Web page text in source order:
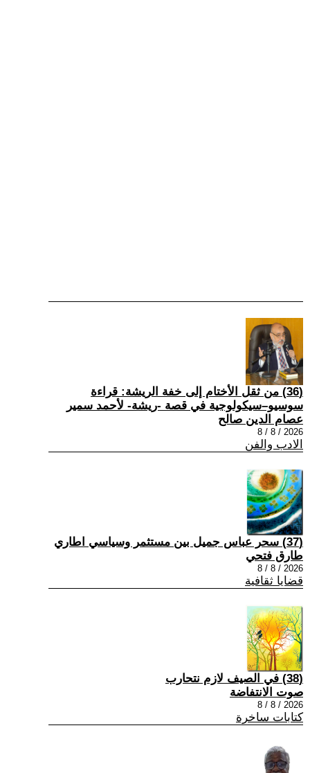
(36) من ثقل الأختام إلى خفة الريشة: قراءة
سوسيو–سيكولوجية في قصة -ريشة- لأحمد سمير
عصام الدين صالح
2026 / 8 / 8
الادب والفن
(37) سحر عباس جميل بين مستثمر وسياسي اطاري
طارق فتحي
2026 / 8 / 8
قضايا ثقافية
(38) في الصيف لازم نتحارب
صوت الانتفاضة
2026 / 8 / 8
كتابات ساخرة